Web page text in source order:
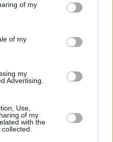
of my
of my
my
Advertising.
Use,
of my
with the
Unia
przepisy o
zwierząt. Parlament
unijne przepisy
Wspólne
na całym obszarze
nowe regulacje?